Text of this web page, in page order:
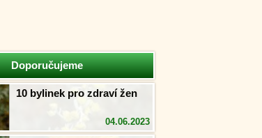
Doporučujeme
10 bylinek pro zdraví žen
04.06.2023